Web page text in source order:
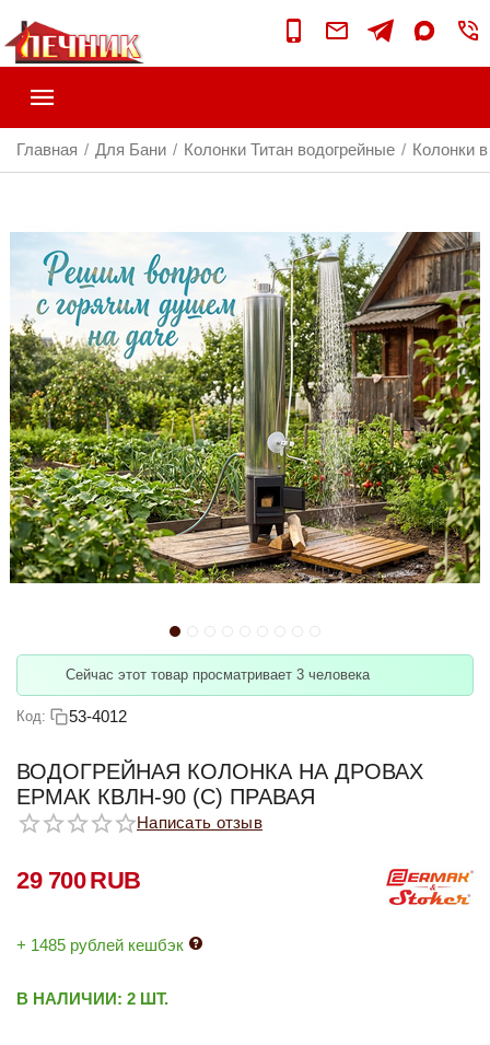
Главная / Для Бани / Колонки Титан водогрейные / Колонки
Сейчас этот товар просматривает 3 человека
Код: 53-4012
ВОДОГРЕЙНАЯ КОЛОНКА НА ДРОВАХ
ЕРМАК КВЛН-90 (С) ПРАВАЯ
Написать отзыв
29 700RUB
+ 1485 рублей кешбэк
В НАЛИЧИИ: 2 ШТ.